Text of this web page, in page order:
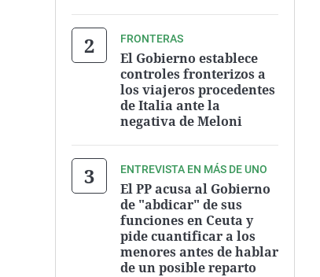
FRONTERAS
El Gobierno establece
controles fronterizos a
los viajeros procedentes
de Italia ante la
negativa de Meloni
ENTREVISTA EN MÁS DE UNO
El PP acusa al Gobierno
de "abdicar" de sus
funciones en Ceuta y
pide cuantificar a los
menores antes de hablar
de un posible reparto